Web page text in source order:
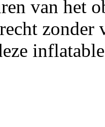
van het
zonder